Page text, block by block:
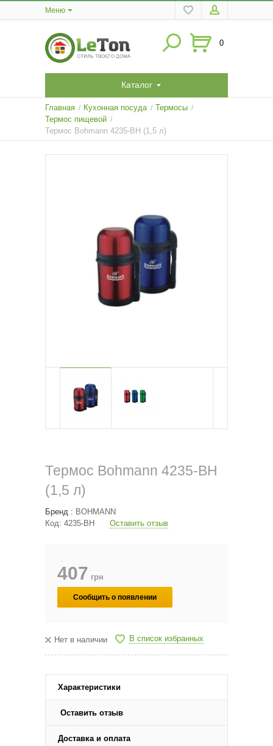
Меню
0
Каталог
Главная / Кухонная посуда / Термосы /
Термос пищевой /
Термос Bohmann 4235-BH (1,5 л)
Термос Bohmann 4235-BH
(1,5 л)
Бренд : BOHMANN
Код: 4235-BH Оставить отзыв
407 грн
Сообщить о появлении
Нет в наличии В список избранных
Характеристики
Оставить отзыв
Доставка и оплата